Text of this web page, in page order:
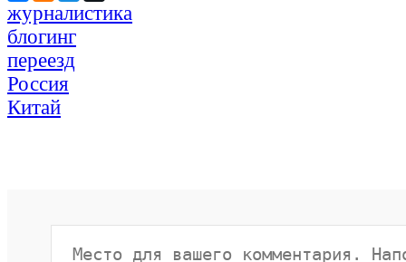
журналистика
блогинг
переезд
Россия
Китай